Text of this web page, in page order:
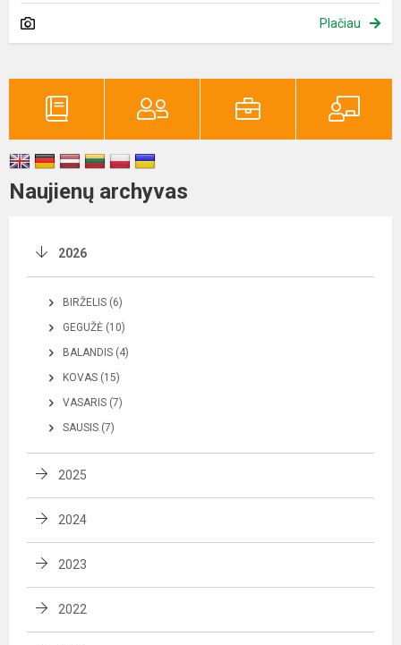
Plačiau
Naujienų archyvas
2026
BIRŽELIS (6)
GEGUŽĖ (10)
BALANDIS (4)
KOVAS (15)
VASARIS (7)
SAUSIS (7)
2025
2024
2023
2022